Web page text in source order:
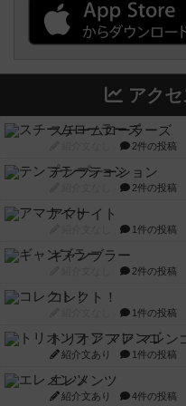
アク
スチームローラーズ
2件の投稿
テンプテーション
2件の投稿
アマナイト
1件の投稿
ギャンブラー
2件の投稿
コレクト！
1件の投稿
トリオンフ ア マレン
紹介文あり 1件の投稿
エレメンツ
紹介文あり 4件の投稿